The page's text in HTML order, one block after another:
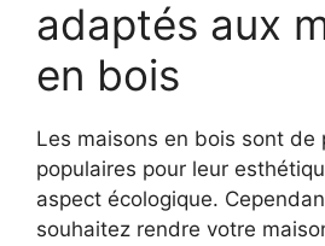
adaptés aux
en bois
Les maisons en bois sont de
populaires pour leur
aspect ​écologique.
souhaitez rendre⁣ votre